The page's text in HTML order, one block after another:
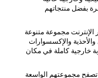
بفضل منتجاتهم
الإنترنت مجموعة متنوعة
والإكسسوارات
خارجية كاملة في مكان
مجموعتهم الواسعة